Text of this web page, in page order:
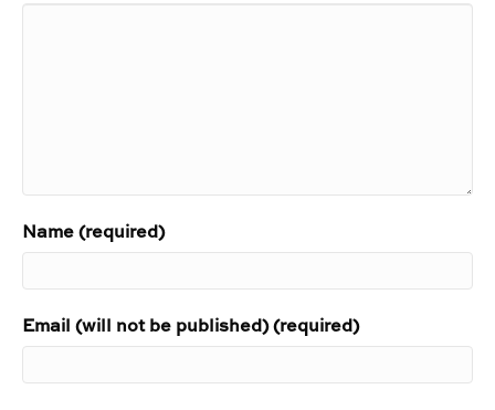
Name (required)
Email (will not be published) (required)